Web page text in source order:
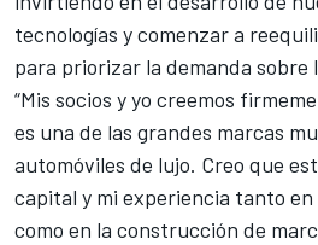
tecnologías y comenzar a
para priorizar la demanda sobre
“Mis socios y yo creemos
es una de las grandes marcas
automóviles de lujo. Creo que
capital y mi experiencia tanto
como en la construcción de